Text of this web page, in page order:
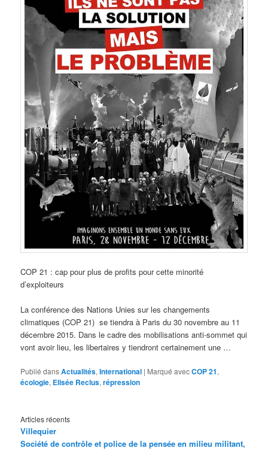
COP 21 : cap pour plus de profits pour cette minorité
d’exploiteurs
La conférence des Nations Unies sur les changements
climatiques (COP 21) se tiendra à Paris du 30 novembre au 11
décembre 2015. Dans le cadre des mobilisations anti-sommet qui
vont avoir lieu, les libertaires y tiendront certainement une …
Publié dansActualités,International | Marqué avecCOP 21,
écologie, Elisée Reclus,répression
Articles récents
Villequier
Société de contrôle et police de la pensée en milieu militant,